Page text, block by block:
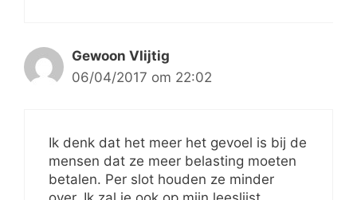
Gewoon Vlijtig
06/04/2017 om 22:02
Ik denk dat het meer het gevoel is bij de
mensen dat ze meer belasting moeten
betalen. Per slot houden ze minder